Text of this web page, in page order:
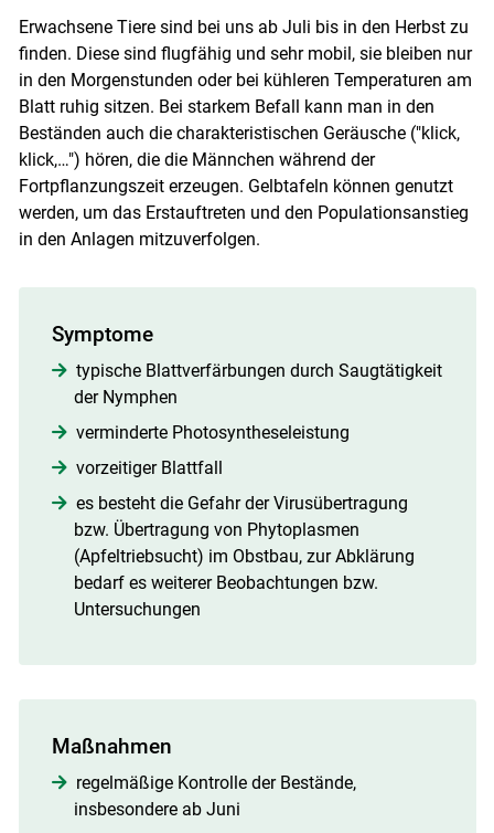
Erwachsene Tiere sind bei uns ab Juli bis in den Herbst zu
finden. Diese sind flugfähig und sehr mobil, sie bleiben nur
in den Morgenstunden oder bei kühleren Temperaturen am
Blatt ruhig sitzen. Bei starkem Befall kann man in den
Beständen auch die charakteristischen Geräusche ("klick,
klick,…") hören, die die Männchen während der
Fortpflanzungszeit erzeugen. Gelbtafeln können genutzt
werden, um das Erstauftreten und den Populationsanstieg
in den Anlagen mitzuverfolgen.
Symptome
typische Blattverfärbungen durch Saugtätigkeit
der Nymphen
verminderte Photosyntheseleistung
vorzeitiger Blattfall
es besteht die Gefahr der Virusübertragung
bzw. Übertragung von Phytoplasmen
(Apfeltriebsucht) im Obstbau, zur Abklärung
bedarf es weiterer Beobachtungen bzw.
Untersuchungen
Maßnahmen
regelmäßige Kontrolle der Bestände,
insbesondere ab Juni